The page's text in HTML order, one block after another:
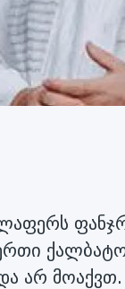
არ მოაქვთ.